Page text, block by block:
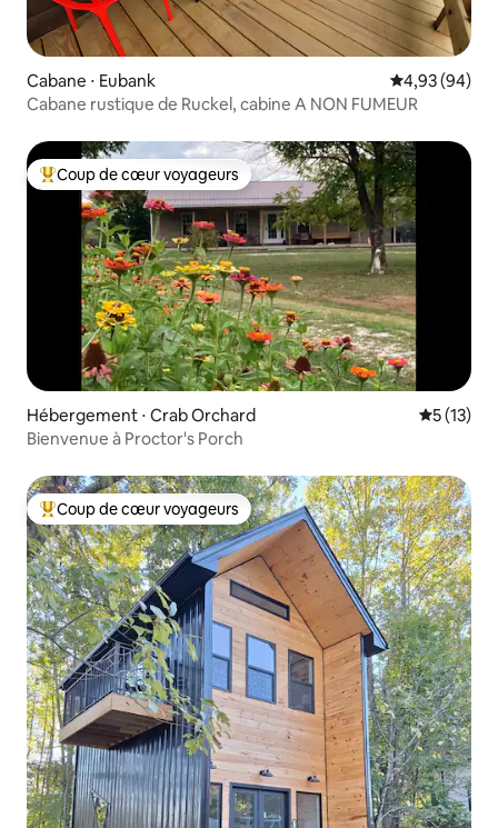
Cabane ⋅ Eubank Évaluation
4,93 (94)
Cabane rustique de Ruckel, cabine A NON FUMEUR
Coups de cœur voyageurs les plus appréciés
Coup de cœur voyageurs
Hébergement ⋅ Crab Orchard
5 (13)
Bienvenue à Proctor's Porch
Coups de cœur voyageurs les plus appréciés
Coup de cœur voyageurs